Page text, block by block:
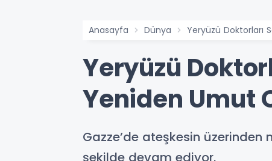
gününe yetiyor
Anasayfa Dünya Yeryüzü Doktorları
Yeryüzü
Yeniden Umut
Gazze’de ateşkesin
şekilde devam ediyor.